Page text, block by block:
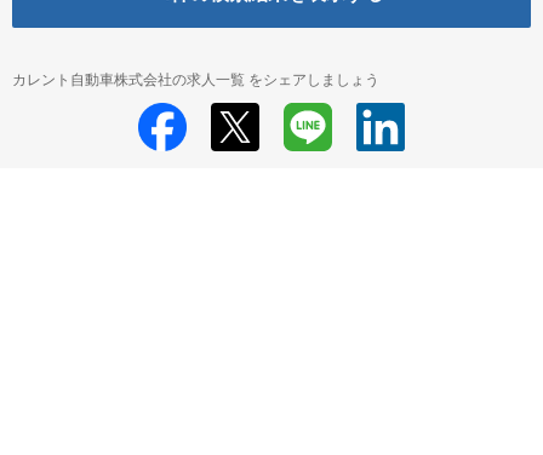
カレント自動車株式会社の求人一覧 をシェアしましょう